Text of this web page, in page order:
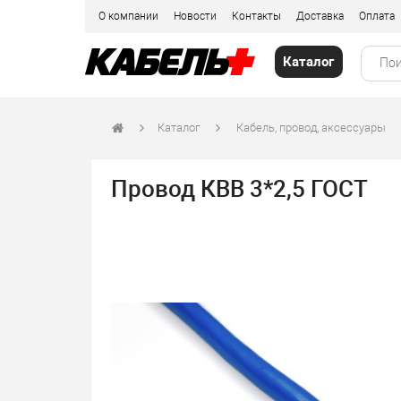
О компании Новости Контакты Доставка Оплата
Каталог
Каталог Кабель, провод, аксессуары
Провод КВВ 3*2,5 ГОСТ